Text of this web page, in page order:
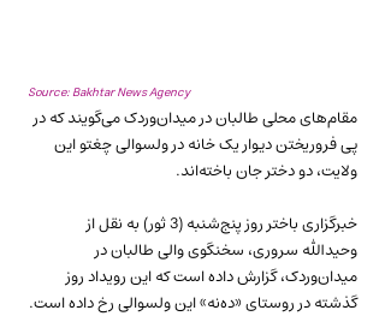
Source: Bakhtar News Agency
مقام‌های محلی طالبان در میدان‌وردک می‌گویند که در
پی فروریختن دیوار یک خانه در ولسوالی چغتو این
ولایت، دو دختر جان باخته‌اند.
خبرگزاری باختر روز پنج‌شنبه (3 ثور) به نقل از
وحیدالله سروری، سخنگوی والی طالبان در
میدان‌وردک، گزارش داده است که این رویداد روز
گذشته در روستای «ده‌نه» این ولسوالی رخ داده است.